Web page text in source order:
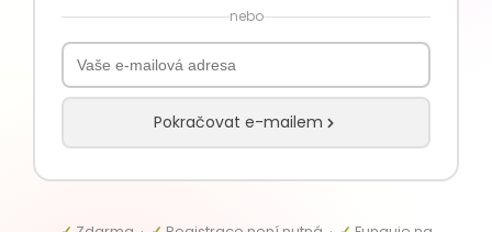
nebo
Pokračovat e-mailem